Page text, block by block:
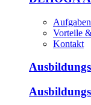
Aufgaben
Vorteile
Kontakt